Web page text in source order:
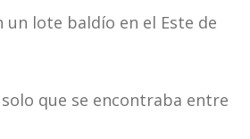
lote baldío en el Este de
que se encontraba entre